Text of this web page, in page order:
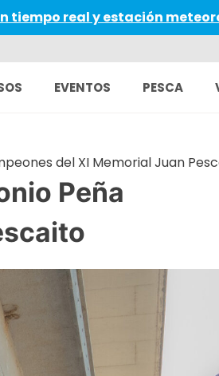
tiempo real y estación
EVENTOS PESCA
del XI Memorial Juan
Peña